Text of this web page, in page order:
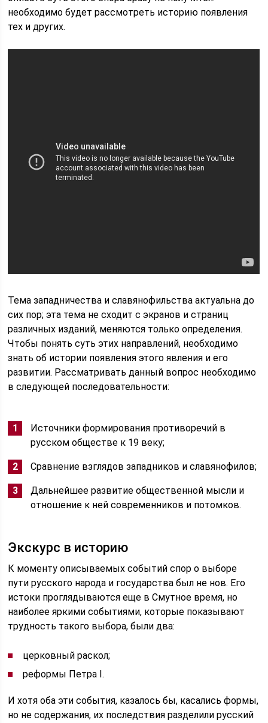
необходимо будет рассмотреть историю появления
тех и других.
Тема западничества и славянофильства актуальна до
сих пор; эта тема не сходит с экранов и страниц
различных изданий, меняются только определения.
Чтобы понять суть этих направлений, необходимо
знать об истории появления этого явления и его
развитии. Рассматривать данный вопрос необходимо
в следующей последовательности:
Источники формирования противоречий в
русском обществе к 19 веку;
Сравнение взглядов западников и славянофилов;
Дальнейшее развитие общественной мысли и
отношение к ней современников и потомков.
Экскурс в историю
К моменту описываемых событий спор о выборе
пути русского народа и государства был не нов. Его
истоки проглядываются еще в Смутное время, но
наиболее яркими событиями, которые показывают
трудность такого выбора, были два:
церковный раскол;
реформы Петра I.
И хотя оба эти события, казалось бы, касались формы,
но не содержания, их последствия разделили русский